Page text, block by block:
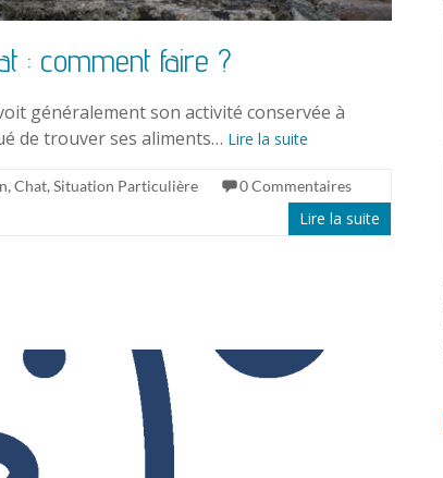
: comment faire ?
généralement son activité conservée à
de trouver ses aliments… Lire la suite
, Chat, Situation Particulière 0 Commentaires
Lire la suite